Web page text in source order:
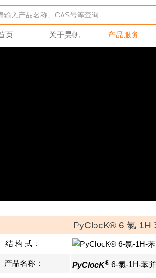
页 关于昊帆 产品服务
PyClocK® 6-氯-1H-
结 构 式：
产品名称： PyClocK®6-氯-1H-苯